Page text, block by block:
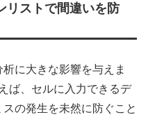
リストで間違いを防
に大きな影響を与えま
ば、セルに入力できるデ
の発生を未然に防ぐこと